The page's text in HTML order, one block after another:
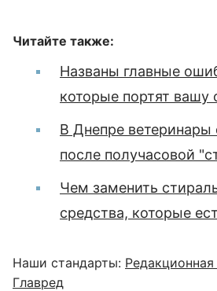
Читайте также:
Названы главные
которые портят вашу
В Днепре ветеринары
после получасовой
Чем заменить
средства, которые
Наши стандарты:
Главред